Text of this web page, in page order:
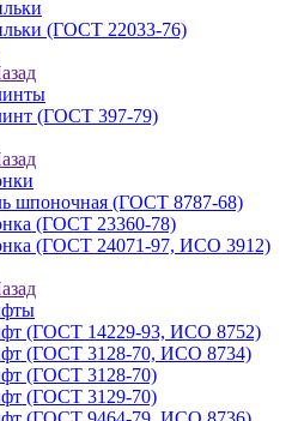
(ГОСТ 22033-76)
(ГОСТ 397-79)
шпоночная (ГОСТ 8787-68)
(ГОСТ 23360-78)
(ГОСТ 24071-97, ИСО 3912)
(ГОСТ 14229-93, ИСО 8752)
(ГОСТ 3128-70, ИСО 8734)
(ГОСТ 3128-70)
(ГОСТ 3129-70)